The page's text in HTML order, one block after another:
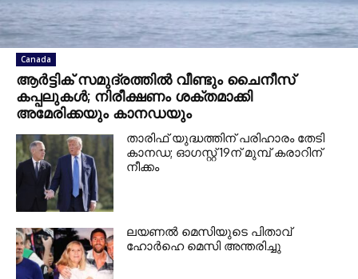
Canada
ആർട്ടിക് സമുദ്രത്തിൽ വീണ്ടും ചൈനീസ്
കപ്പലുകൾ; നിരീക്ഷണം ശക്തമാക്കി
അമേരിക്കയും കാനഡയും
താരിഫ് യുദ്ധത്തിന് പരിഹാരം തേടി
കാനഡ; ഓഗസ്റ്റ് 19ന് മുമ്പ് കരാറിന്
നീക്കം
ലയണൽ മെസിയുടെ പിതാവ്
ഹോർഹെ മെസി അന്തരിച്ചു